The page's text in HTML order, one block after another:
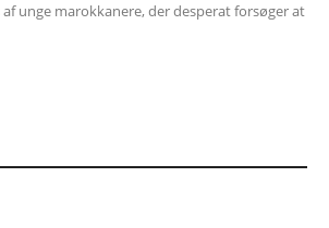
unge marokkanere, der desperat forsøger at